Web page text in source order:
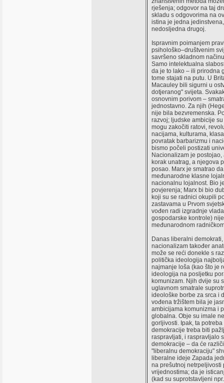
rješenja; odgovor na taj
skladu s odgovorima na
istina je jedna
nedosljedna drugoj.
Ispravnim poimanjem
psihološko–društvenim
savršeno skladnom
Samo intelektualna
da je to lako – ili prirodna
tome stajati na putu. U
Macauley bili sigurni u
dotjeranog" svijeta.
osnovnim porivom –
jednostavno. Za njih
nije bila bezvremenska.
razvoj; ljudske ambicije
mogu zakočiti ratovi,
nacijama, kulturama,
povratak barbarizmu i
bismo počeli postizati
Nacionalizam je
korak unatrag, a njegova
posao. Marx je smatrao
međunarodne klasne
nacionalnu lojalnost. Bio
povjerenja; Marx bi bio
koji su se radnici okupili
zastavama u Prvom
vođen radi izgradnje
gospodarske kontrole)
međunarodnom
Danas liberalni
nacionalizam također
može se reći donekle s
politička ideologija
najmanje loša (kao što je
ideologija na posljetku
komunizam. Njih dvije su
uglavnom smatrale
ideološke borbe za srca i
vođena tržištem bila je
ambicijama komunizma i
globalna. Obje su imale
gorljivosti. Ipak, ta
demokracije treba biti
raspravljati, i raspravljalo
demokracije – da će
"liberalnu demokraciju"
liberalne ideje Zapada
na prešutnoj netrpeljivosti
vrijednostima; da je
(kad su suprotstavljeni